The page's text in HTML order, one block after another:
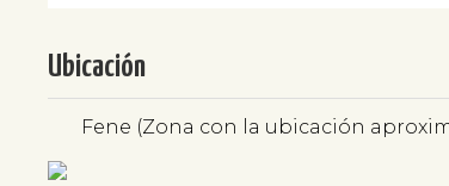
Ubicación
Fene (Zona con la ubicación